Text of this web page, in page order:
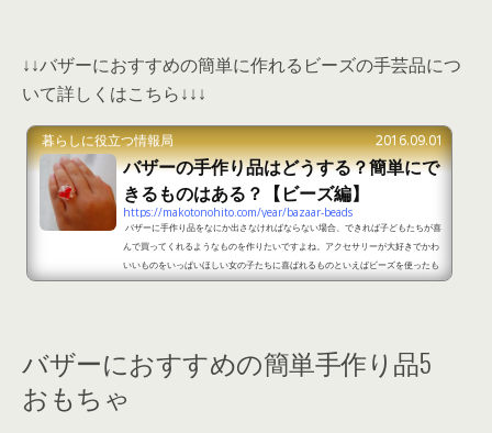
↓↓バザーにおすすめの簡単に作れるビーズの手芸品につ
いて詳しくはこちら↓↓↓
暮らしに役立つ情報局 2016.09.01
バザーの手作り品はどうする？簡単にで
きるものはある？【ビーズ編】
https://makotonohito.com/year/bazaar-beads
バザーに手作り品をなにか出さなければならない場合、できれば子どもたちが喜
んで買ってくれるようなものを作りたいですよね。アクセサリーが大好きでかわ
いいものをいっぱいほしい女の子たちに喜ばれるものといえばビーズを使ったも
のです★ ビーズは100均でも小さいものから大きなものまでいろいろな種類が売
バザーにおすすめの簡単手作り品5
おもちゃ